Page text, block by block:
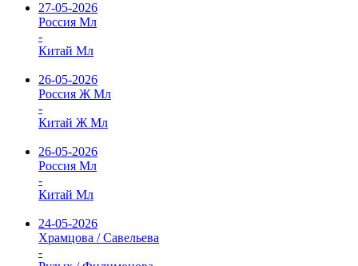
27-05-2026
Россия Мл
-
Китай Мл
26-05-2026
Россия Ж Мл
-
Китай Ж Мл
26-05-2026
Россия Мл
-
Китай Мл
24-05-2026
Храмцова / Савельева
-